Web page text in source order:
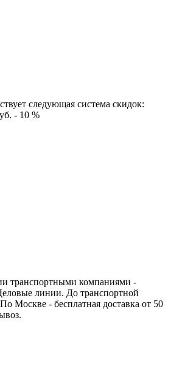
следующая система скидок:
- 10 %
транспортными компаниями -
линии. До транспортной
Москве - бесплатная доставка от 50